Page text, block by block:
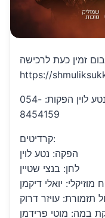
זמין כעת לרכישה:
https://
להזמנת אירועים ומופעים: נטע לוין הפקות: 054-
8454159
קרדיטים:
הפקה: נטע לוין
לחן: בנצי שטיין
מוזיקלי: יואלי דיקמן
תזמורת: עויזר דרוק
במה: מוטי פרידמן